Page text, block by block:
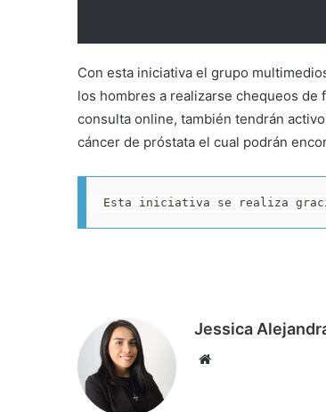
Con esta iniciativa el grupo
los hombres a realizarse chequeos de
consulta online, también tendrán
cáncer de próstata el cual podrán
Esta iniciativa se realiza
Jessica